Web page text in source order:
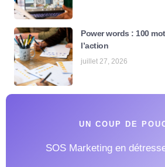
Power words : 100
l’action
juillet 27, 2026
UN COUP DE
SOS Marketing en